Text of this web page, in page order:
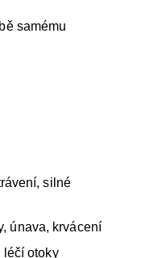
samému
silné
únava, krvácení
léčí otoky